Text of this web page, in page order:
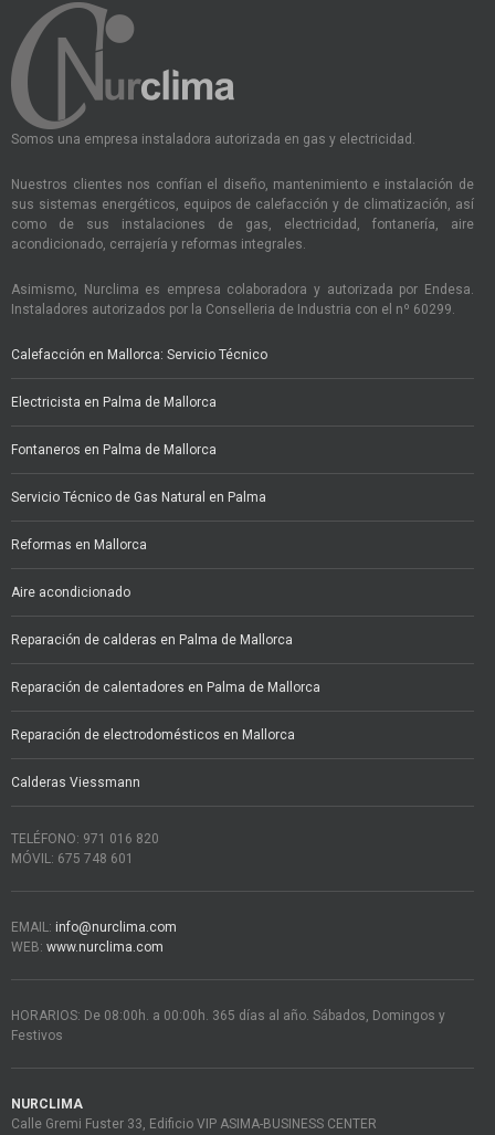
Somos una empresa instaladora autorizada en gas y electricidad.
Nuestros clientes nos confían el diseño, mantenimiento e instalación de
sus sistemas energéticos, equipos de calefacción y de climatización, así
como de sus instalaciones de gas, electricidad, fontanería, aire
acondicionado, cerrajería y reformas integrales.
Asimismo, Nurclima es empresa colaboradora y autorizada por Endesa.
Instaladores autorizados por la Conselleria de Industria con el nº 60299.
Calefacción en Mallorca: Servicio Técnico
Electricista en Palma de Mallorca
Fontaneros en Palma de Mallorca
Servicio Técnico de Gas Natural en Palma
Reformas en Mallorca
Aire acondicionado
Reparación de calderas en Palma de Mallorca
Reparación de calentadores en Palma de Mallorca
Reparación de electrodomésticos en Mallorca
Calderas Viessmann
TELÉFONO: 971 016 820
MÓVIL: 675 748 601
EMAIL: info@nurclima.com
WEB: www.nurclima.com
HORARIOS: De 08:00h. a 00:00h. 365 días al año. Sábados, Domingos y
Festivos
NURCLIMA
Calle Gremi Fuster 33, Edificio VIP ASIMA-BUSINESS CENTER